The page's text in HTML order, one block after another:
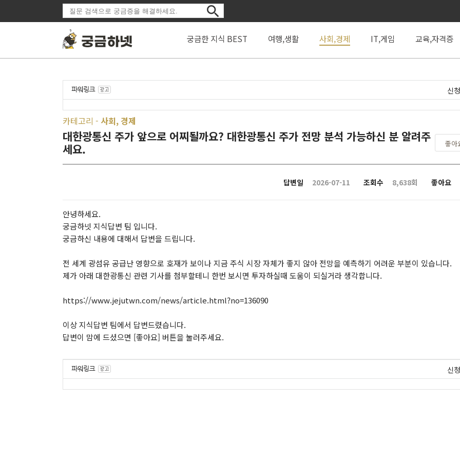
궁금한 지식 BEST 여행,생활 사회,경제 IT,게임 교육,자격증
신
카테고리 - 사회, 경제
대한광통신 주가 앞으로 어찌될까요? 대한광통신 주가 전망 분석 가능하신 분 알려주
세요.
좋
답변일 2026-07-11 조회수 8,638회 좋아요
안녕하세요.
궁금하넷 지식답변 팀 입니다.
궁금하신 내용에 대해서 답변을 드립니다.
전 세계 광섬유 공급난 영향으로 호재가 보이나 지금 주식 시장 자체가 좋지 않아 전망을 예측하기 어려운 부분이 있습니다.
제가 아래 대한광통신 관련 기사를 첨부할테니 한번 보시면 투자하실때 도움이 되실거라 생각합니다.
https://www.jejutwn.com/news/article.html?no=136090
이상 지식답변 팀에서 답변드렸습니다.
답변이 맘에 드셨으면 [좋아요] 버튼을 눌러주세요.
신